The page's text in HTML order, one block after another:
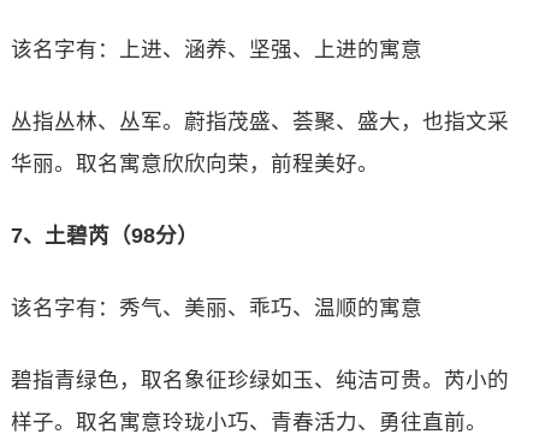
该名字有：上进、涵养、坚强、上进的寓意
丛指丛林、丛军。蔚指茂盛、荟聚、盛大，也指文采
华丽。取名寓意欣欣向荣，前程美好。
7、土碧芮（98分）
该名字有：秀气、美丽、乖巧、温顺的寓意
碧指青绿色，取名象征珍绿如玉、纯洁可贵。芮小的
样子。取名寓意玲珑小巧、青春活力、勇往直前。